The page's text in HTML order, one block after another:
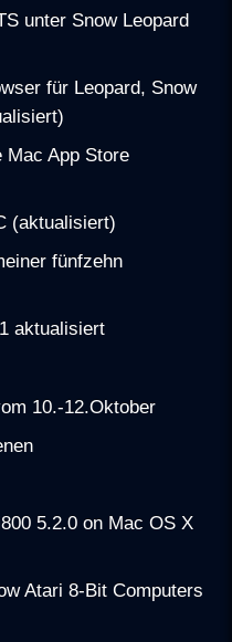
unter Snow Leopard
für Leopard, Snow
Mac App Store
(aktualisiert)
fünfzehn
aktualisiert
10.-12.Oktober
5.2.0 on Mac OS X
Atari 8-Bit Computers